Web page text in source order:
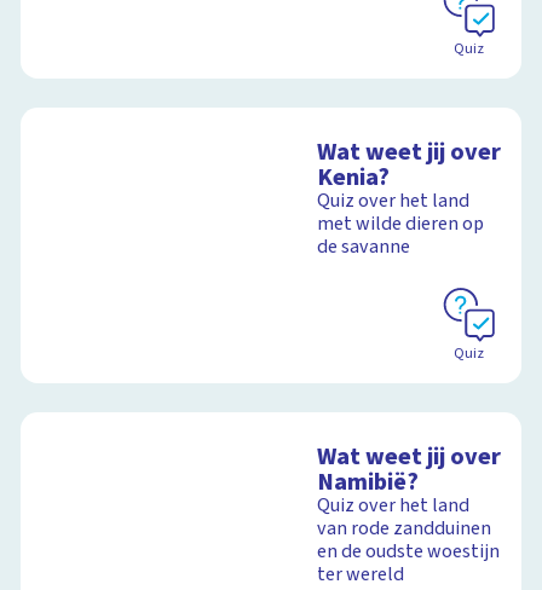
Quiz
Wat weet jij over
Kenia?
Quiz over het land
met wilde dieren op
de savanne
Quiz
Wat weet jij over
Namibië?
Quiz over het land
van rode zandduinen
en de oudste woestijn
ter wereld